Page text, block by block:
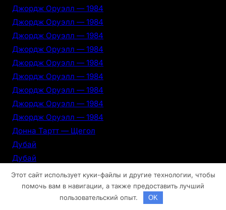
Джордж Оруэлл — 1984
Джордж Оруэлл — 1984
Джордж Оруэлл — 1984
Джордж Оруэлл — 1984
Джордж Оруэлл — 1984
Джордж Оруэлл — 1984
Джордж Оруэлл — 1984
Джордж Оруэлл — 1984
Джордж Оруэлл — 1984
Донна Тартт — Щегол
Дубай
Дубай
Дубай
Дубай
Этот сайт использует куки-файлы и другие технологии, чтобы
помочь вам в навигации, а также предоставить лучший
пользовательский опыт.
OK